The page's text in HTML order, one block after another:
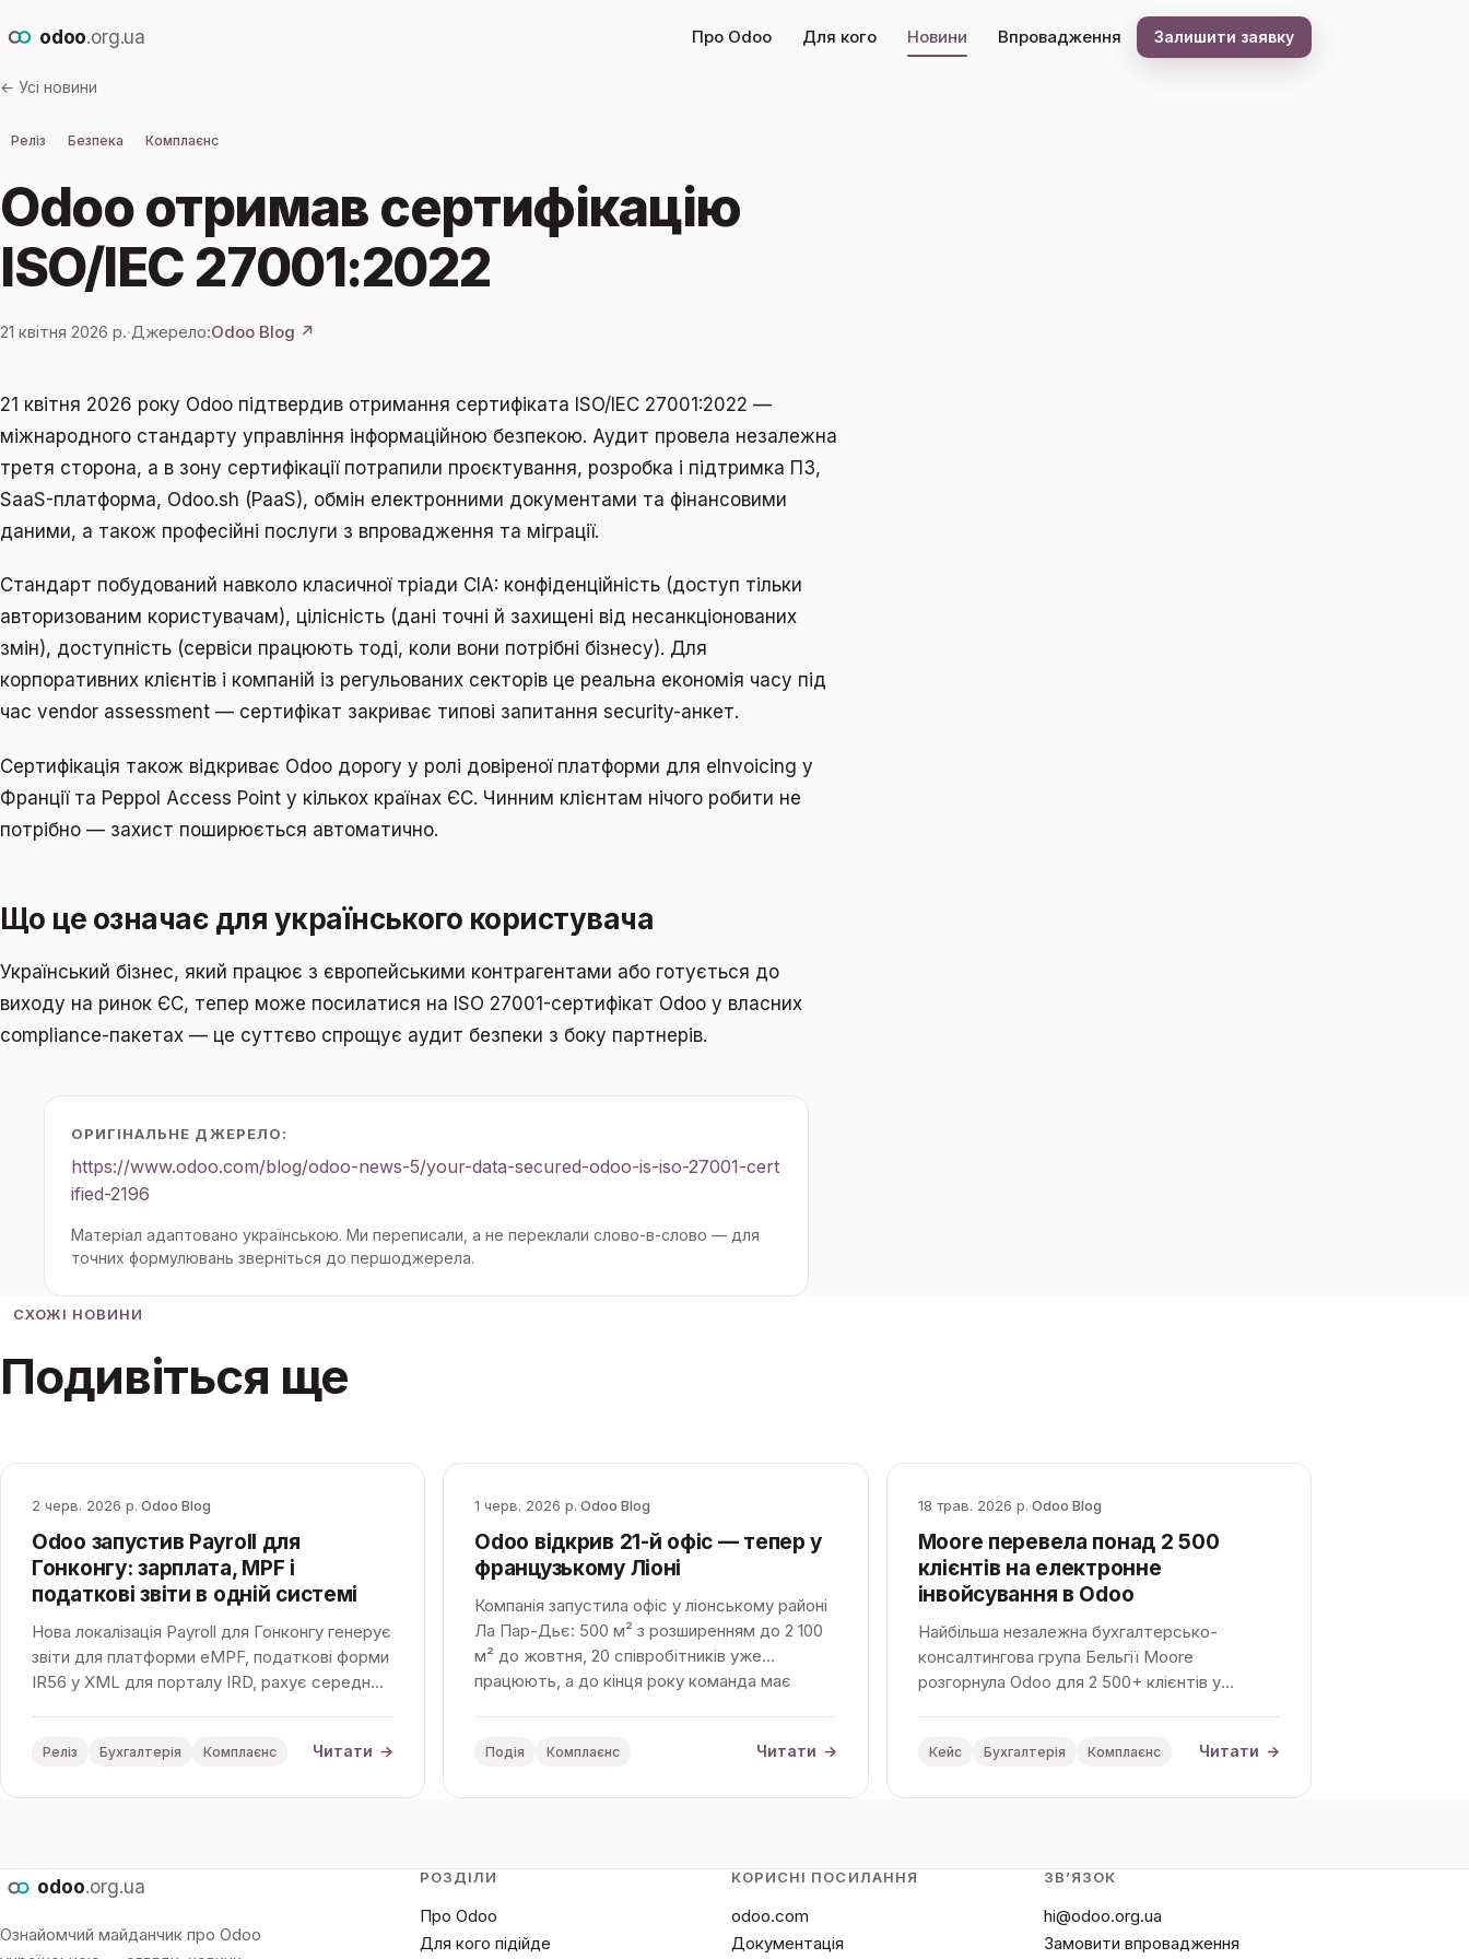
odoo.org.ua Про Odoo Для кого Новини Впровадження Залишити заявку
← Усі новини
Реліз Безпека Комплаєнс
Odoo отримав сертифікацію
ISO/IEC 27001:2022
21 квітня 2026 р.·Джерело:Odoo Blog ↗
21 квітня 2026 року Odoo підтвердив отримання сертифіката ISO/IEC 27001:2022 —
міжнародного стандарту управління інформаційною безпекою. Аудит провела незалежна
третя сторона, а в зону сертифікації потрапили проєктування, розробка і підтримка ПЗ,
SaaS-платформа, Odoo.sh (PaaS), обмін електронними документами та фінансовими
даними, а також професійні послуги з впровадження та міграції.
Стандарт побудований навколо класичної тріади CIA: конфіденційність (доступ тільки
авторизованим користувачам), цілісність (дані точні й захищені від несанкціонованих
змін), доступність (сервіси працюють тоді, коли вони потрібні бізнесу). Для
корпоративних клієнтів і компаній із регульованих секторів це реальна економія часу під
час vendor assessment — сертифікат закриває типові запитання security-анкет.
Сертифікація також відкриває Odoo дорогу у ролі довіреної платформи для eInvoicing у
Франції та Peppol Access Point у кількох країнах ЄС. Чинним клієнтам нічого робити не
потрібно — захист поширюється автоматично.
Що це означає для українського користувача
Український бізнес, який працює з європейськими контрагентами або готується до
виходу на ринок ЄС, тепер може посилатися на ISO 27001-сертифікат Odoo у власних
compliance-пакетах — це суттєво спрощує аудит безпеки з боку партнерів.
ОРИГІНАЛЬНЕ ДЖЕРЕЛО:
https://www.odoo.com/blog/odoo-news-5/your-data-secured-odoo-is-iso-27001-cert
ified-2196
Матеріал адаптовано українською. Ми переписали, а не переклали слово-в-слово — для
точних формулювань зверніться до першоджерела.
СХОЖІ НОВИНИ
Подивіться ще
2 черв. 2026 р.·Odoo Blog
Odoo запустив Payroll для
Гонконгу: зарплата, MPF і
податкові звіти в одній системі
Нова локалізація Payroll для Гонконгу генерує
звіти для платформи eMPF, податкові форми
IR56 у XML для порталу IRD, рахує середню
Реліз Бухгалтерія Комплаєнс Читати →
1 черв. 2026 р.·Odoo Blog
Odoo відкрив 21-й офіс — тепер у
французькому Ліоні
Компанія запустила офіс у ліонському районі
Ла Пар-Дьє: 500 м² з розширенням до 2 100
м² до жовтня, 20 співробітників уже
працюють, а до кінця року команда має
Подія Комплаєнс Читати →
18 трав. 2026 р.·Odoo Blog
Moore перевела понад 2 500
клієнтів на електронне
інвойсування в Odoo
Найбільша незалежна бухгалтерсько-
консалтингова група Бельгії Moore
розгорнула Odoo для 2 500+ клієнтів у
клієнта.
Кейс Бухгалтерія Комплаєнс Читати →
odoo.org.ua
Ознайомчий майданчик про Odoo
РОЗДІЛИ
Про Odoo
Для кого підійде
КОРИСНІ ПОСИЛАННЯ
odoo.com
Документація
ЗВʼЯЗОК
hi@odoo.org.ua
Замовити впровадження